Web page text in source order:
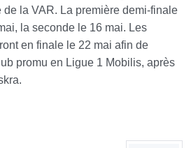
la VAR. La première demi-finale
la seconde le 16 mai. Les
en finale le 22 mai afin de
promu en Ligue 1 Mobilis, après